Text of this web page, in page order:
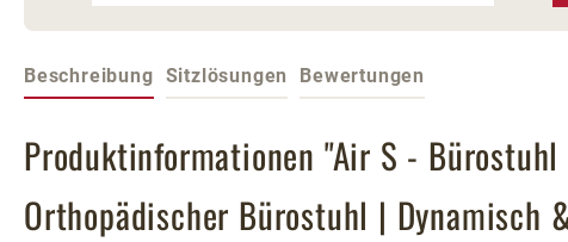
Beschreibung Sitzlösungen Bewertungen
Produktinformationen "Air S -
Orthopädischer Bürostuhl | Dynamisch